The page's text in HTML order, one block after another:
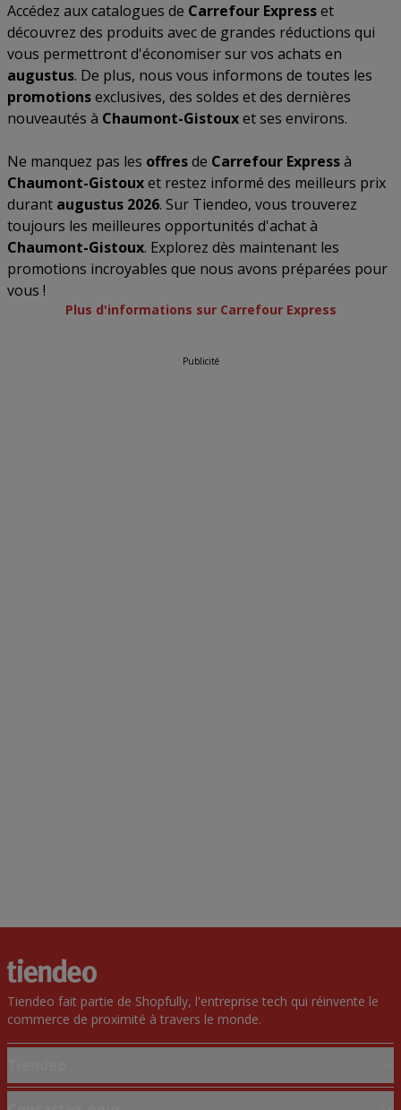
Accédez aux catalogues de Carrefour Expresset
découvrez des produits avec de grandes réductions qui
vous permettront d'économiser sur vos achats en
augustus. De plus, nous vous informons de toutes les
promotionsexclusives, des soldes et des dernières
nouveautés à Chaumont-Gistouxet ses environs.
Ne manquez pas les offresde Carrefour Expressà
Chaumont-Gistouxet restez informé des meilleurs prix
durant augustus 2026. Sur Tiendeo, vous trouverez
toujours les meilleures opportunités d'achat à
Chaumont-Gistoux. Explorez dès maintenant les
promotions incroyables que nous avons préparées pour
vous !
Plus d'informations sur Carrefour Express
Publicité
Tiendeo fait partie de Shopfully, l'entreprise tech qui réinvente le
commerce de proximité à travers le monde.